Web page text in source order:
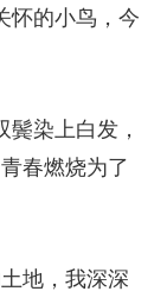
怀的小鸟，今
染上白发，
春燃烧为了
地，我深深